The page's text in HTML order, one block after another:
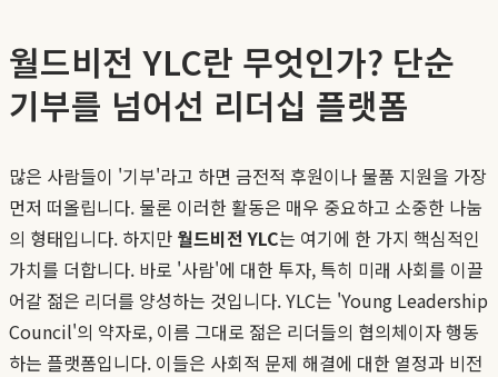
월드비전 YLC란 무엇인가? 단순
기부를 넘어선 리더십 플랫폼
많은 사람들이 '기부'라고 하면 금전적 후원이나 물품 지원을 가장
먼저 떠올립니다. 물론 이러한 활동은 매우 중요하고 소중한 나눔
의 형태입니다. 하지만 월드비전 YLC는 여기에 한 가지 핵심적인
가치를 더합니다. 바로 '사람'에 대한 투자, 특히 미래 사회를 이끌
어갈 젊은 리더를 양성하는 것입니다. YLC는 'Young Leadership
Council'의 약자로, 이름 그대로 젊은 리더들의 협의체이자 행동
하는 플랫폼입니다. 이들은 사회적 문제 해결에 대한 열정과 비전